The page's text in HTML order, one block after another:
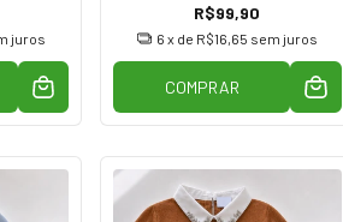
juros
R$99,90
6 x de R$16,65 sem juros
COMPRAR